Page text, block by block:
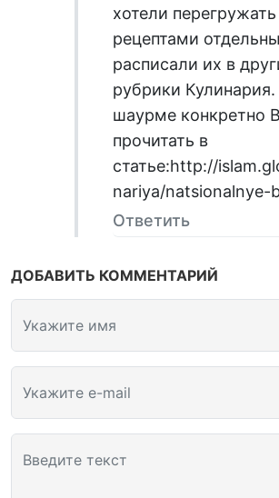
хотели
рецептами
расписали их в
рубрики
шаурме конкретно
прочитать в
статье:http://
nariya/natsionalnye-
Ответить
ДОБАВИТЬ КОММЕНТАРИЙ
Укажите имя
Укажите e-mail
Введите текст